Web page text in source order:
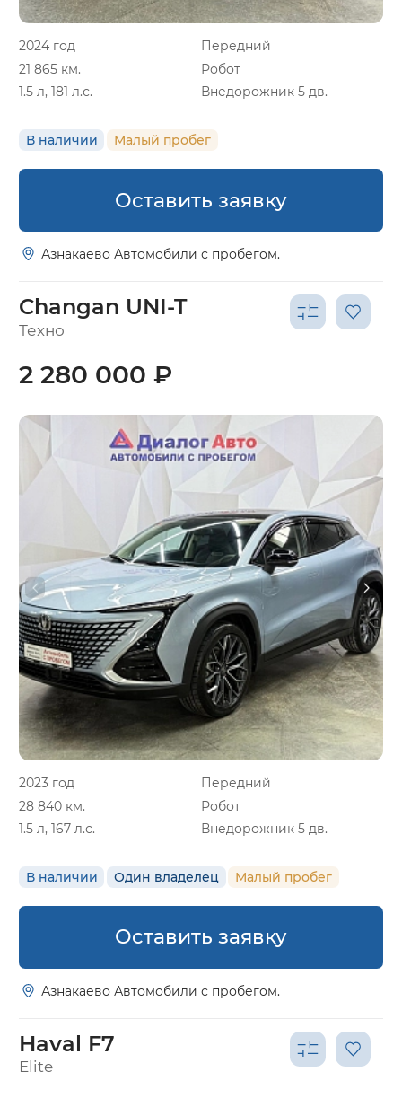
2024 год
Передний
21 865 км.
Робот
1.5 л, 181 л.с.
Внедорожник 5 дв.
В наличии Малый пробег
Оставить заявку
Азнакаево Автомобили с пробегом.
Changan UNI-T
Техно
2023 год
Передний
28 840 км.
Робот
1.5 л, 167 л.с.
Внедорожник 5 дв.
В наличии Один владелец Малый пробег
2 280 000 ₽
Оставить заявку
Азнакаево Автомобили с пробегом.
Haval F7
Elite